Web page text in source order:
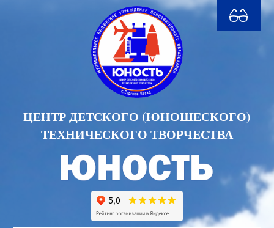
ЦЕНТР ДЕТСКОГО (ЮНОШЕСКОГО)
ТЕХНИЧЕСКОГО ТВОРЧЕСТВА